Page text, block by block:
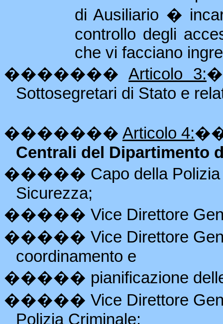
di Ausiliario �
controllo degli
che vi facciano
������� Articolo 3:
Sottosegretari di Stato e
������� Articolo 4:
Centrali del Dipartimento
����� Capo della
Sicurezza;
����� Vice Direttore
����� Vice Direttore
coordinamento e
����� pianificazione
����� Vice Direttore
Polizia Criminale: